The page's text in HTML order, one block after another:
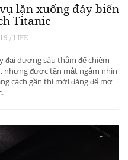
lặn xuống đáy biển
Titanic
/ LIFE
đại dương sâu thẳm để chiêm
nhưng được tận mắt ngắm nhìn
cách gần thì mới đáng để mơ